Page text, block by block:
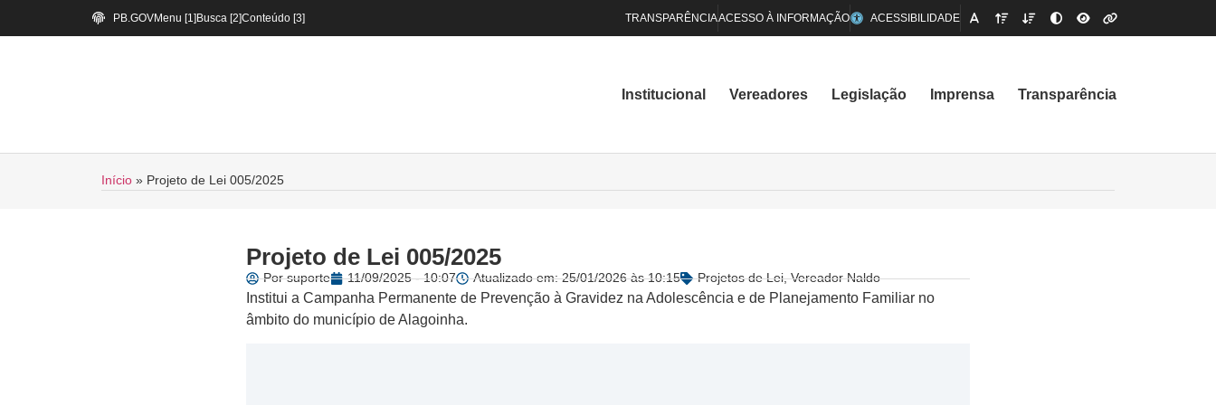
PB.GOVMenu [1] Busca [2]Conteúdo [3] TRANSPARÊNCIAACESSO À INFORMAÇÃO ACESSIBILIDADE
Institucional Vereadores Legislação Imprensa Transparência
Início » Projeto de Lei 005/2025
Projeto de Lei 005/2025
Porsuporte 11/09/2025 - 10:07 Atualizado em: 25/01/2026 às 10:15 Projetos de Lei,Vereador Naldo
Institui a Campanha Permanente de Prevenção à Gravidez na Adolescência e de Planejamento Familiar no
âmbito do município de Alagoinha.